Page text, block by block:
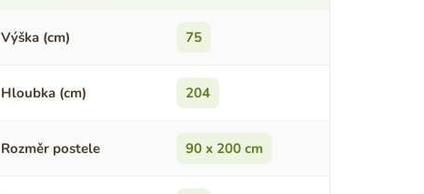
Výška (cm) 75
Hloubka (cm) 204
Rozměr postele 90 x 200 cm